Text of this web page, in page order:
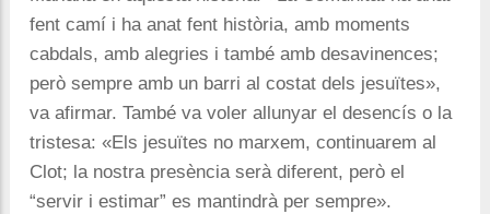
fent camí i ha anat fent història, amb moments
cabdals, amb alegries i també amb desavinences;
però sempre amb un barri al costat dels jesuïtes»,
va afirmar. També va voler allunyar el desencís o la
tristesa: «Els jesuïtes no marxem, continuarem al
Clot; la nostra presència serà diferent, però el
“servir i estimar” es mantindrà per sempre».